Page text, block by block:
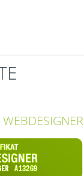
WEBDESIGNER